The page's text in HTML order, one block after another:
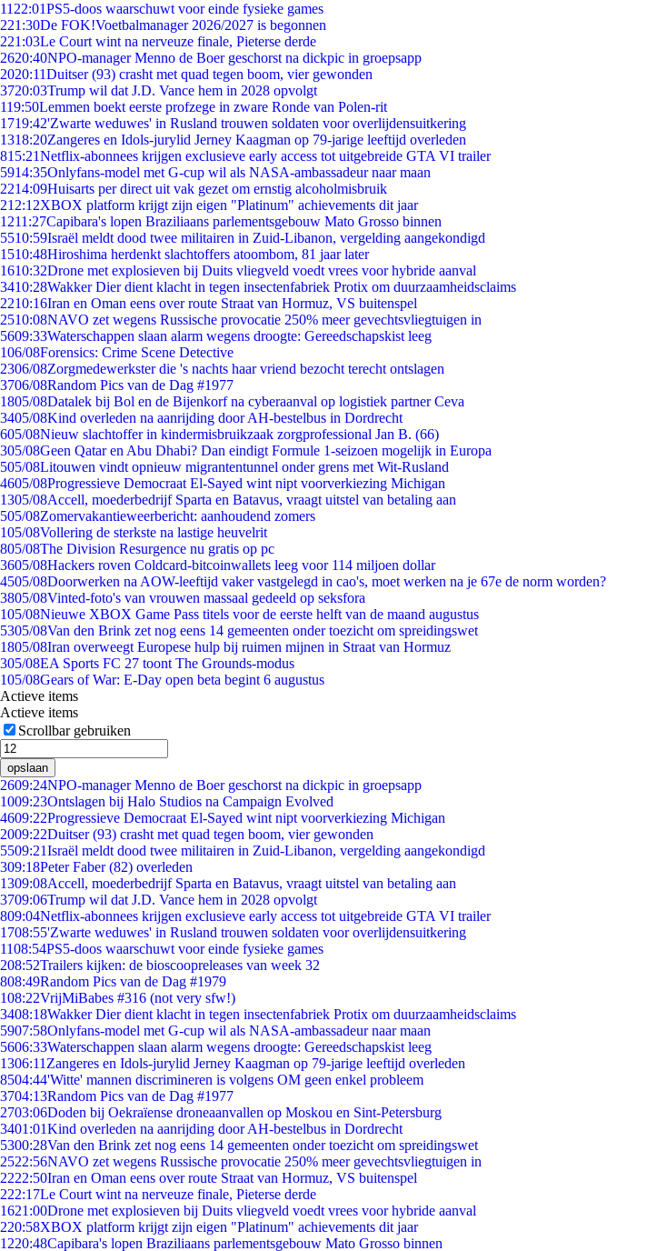
11 22:01PS5-doos waarschuwt voor einde fysieke games
221:30De FOK!Voetbalmanager 2026/2027 is begonnen
221:03Le Court wint na nerveuze finale, Pieterse derde
2620:40NPO-manager Menno de Boer geschorst na dickpic in groepsapp
2020:11Duitser (93) crasht met quad tegen boom, vier gewonden
3720:03Trump wil dat J.D. Vance hem in 2028 opvolgt
119:50Lemmen boekt eerste profzege in zware Ronde van Polen-rit
1719:42'Zwarte weduwes' in Rusland trouwen soldaten voor overlijdensuitkering
1318:20Zangeres en Idols-jurylid Jerney Kaagman op 79-jarige leeftijd overleden
815:21Netflix-abonnees krijgen exclusieve early access tot uitgebreide GTA VI trailer
5914:35Onlyfans-model met G-cup wil als NASA-ambassadeur naar maan
2214:09Huisarts per direct uit vak gezet om ernstig alcoholmisbruik
212:12XBOX platform krijgt zijn eigen "Platinum" achievements dit jaar
1211:27Capibara's lopen Braziliaans parlementsgebouw Mato Grosso binnen
5510:59Israël meldt dood twee militairen in Zuid-Libanon, vergelding aangekondigd
1510:48Hiroshima herdenkt slachtoffers atoombom, 81 jaar later
1610:32Drone met explosieven bij Duits vliegveld voedt vrees voor hybride aanval
3410:28Wakker Dier dient klacht in tegen insectenfabriek Protix om duurzaamheidsclaims
2210:16Iran en Oman eens over route Straat van Hormuz, VS buitenspel
2510:08NAVO zet wegens Russische provocatie 250% meer gevechtsvliegtuigen in
5609:33Waterschappen slaan alarm wegens droogte: Gereedschapskist leeg
106/08Forensics: Crime Scene Detective
2306/08Zorgmedewerkster die 's nachts haar vriend bezocht terecht ontslagen
3706/08Random Pics van de Dag #1977
1805/08Datalek bij Bol en de Bijenkorf na cyberaanval op logistiek partner Ceva
3405/08Kind overleden na aanrijding door AH-bestelbus in Dordrecht
605/08Nieuw slachtoffer in kindermisbruikzaak zorgprofessional Jan B. (66)
305/08Geen Qatar en Abu Dhabi? Dan eindigt Formule 1-seizoen mogelijk in Europa
505/08Litouwen vindt opnieuw migrantentunnel onder grens met Wit-Rusland
4605/08Progressieve Democraat El-Sayed wint nipt voorverkiezing Michigan
1305/08Accell, moederbedrijf Sparta en Batavus, vraagt uitstel van betaling aan
505/08Zomervakantieweerbericht: aanhoudend zomers
105/08Vollering de sterkste na lastige heuvelrit
805/08The Division Resurgence nu gratis op pc
3605/08Hackers roven Coldcard-bitcoinwallets leeg voor 114 miljoen dollar
4505/08Doorwerken na AOW-leeftijd vaker vastgelegd in cao's, moet werken na je 67e de norm worden?
3805/08Vinted-foto's van vrouwen massaal gedeeld op seksfora
105/08Nieuwe XBOX Game Pass titels voor de eerste helft van de maand augustus
5305/08Van den Brink zet nog eens 14 gemeenten onder toezicht om spreidingswet
1805/08Iran overweegt Europese hulp bij ruimen mijnen in Straat van Hormuz
305/08EA Sports FC 27 toont The Grounds-modus
105/08Gears of War: E-Day open beta begint 6 augustus
Actieve items
Actieve items
Scrollbar gebruiken
opslaan
2609:24NPO-manager Menno de Boer geschorst na dickpic in groepsapp
1009:23Ontslagen bij Halo Studios na Campaign Evolved
4609:22Progressieve Democraat El-Sayed wint nipt voorverkiezing Michigan
2009:22Duitser (93) crasht met quad tegen boom, vier gewonden
5509:21Israël meldt dood twee militairen in Zuid-Libanon, vergelding aangekondigd
309:18Peter Faber (82) overleden
1309:08Accell, moederbedrijf Sparta en Batavus, vraagt uitstel van betaling aan
3709:06Trump wil dat J.D. Vance hem in 2028 opvolgt
809:04Netflix-abonnees krijgen exclusieve early access tot uitgebreide GTA VI trailer
1708:55'Zwarte weduwes' in Rusland trouwen soldaten voor overlijdensuitkering
1108:54PS5-doos waarschuwt voor einde fysieke games
208:52Trailers kijken: de bioscoopreleases van week 32
808:49Random Pics van de Dag #1979
108:22VrijMiBabes #316 (not very sfw!)
3408:18Wakker Dier dient klacht in tegen insectenfabriek Protix om duurzaamheidsclaims
5907:58Onlyfans-model met G-cup wil als NASA-ambassadeur naar maan
5606:33Waterschappen slaan alarm wegens droogte: Gereedschapskist leeg
1306:11 Zangeres en Idols-jurylid Jerney Kaagman op 79-jarige leeftijd overleden
8504:44'Witte' mannen discrimineren is volgens OM geen enkel probleem
3704:13Random Pics van de Dag #1977
2703:06Doden bij Oekraïense droneaanvallen op Moskou en Sint-Petersburg
3401:01Kind overleden na aanrijding door AH-bestelbus in Dordrecht
5300:28Van den Brink zet nog eens 14 gemeenten onder toezicht om spreidingswet
2522:56NAVO zet wegens Russische provocatie 250% meer gevechtsvliegtuigen in
2222:50Iran en Oman eens over route Straat van Hormuz, VS buitenspel
222:17Le Court wint na nerveuze finale, Pieterse derde
1621:00Drone met explosieven bij Duits vliegveld voedt vrees voor hybride aanval
220:58XBOX platform krijgt zijn eigen "Platinum" achievements dit jaar
1220:48Capibara's lopen Braziliaans parlementsgebouw Mato Grosso binnen